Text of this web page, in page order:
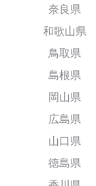
奈良県
和歌山県
鳥取県
島根県
岡山県
広島県
山口県
徳島県